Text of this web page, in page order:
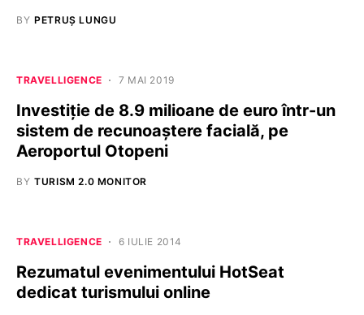
BY PETRUȘ LUNGU
TRAVELLIGENCE 7 MAI 2019
Investiție de 8.9 milioane de euro într-un
sistem de recunoaştere facială, pe
Aeroportul Otopeni
BY TURISM 2.0 MONITOR
TRAVELLIGENCE 6 IULIE 2014
Rezumatul evenimentului HotSeat
dedicat turismului online